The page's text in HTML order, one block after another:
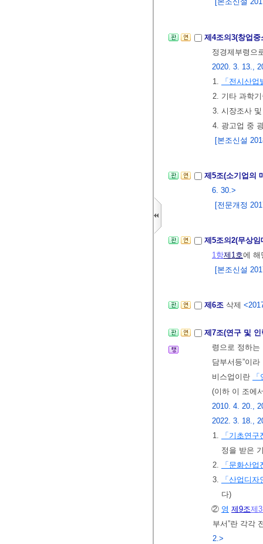
제4조의3(창업
정경제부령으
2020. 3. 13.,
1.
「전시산
2. 기타 과학
3. 시장조사
4. 광고업 중
[본조신설
제5조(소기업의
6. 30.>
[전문개정
제5조의2(무상
1항제1호에 해
[본조신설
제6조 삭제
제7조(연구 및
령으로 정하는
담부서등”이
비스업이란
(이하 이 조에
2010. 4. 20.,
2022. 3. 18.,
1.
「기초연
정을 받은
2.
「문화산
3.
「산업디
다)
② 영 제9조제
부서”란 각각
2.>